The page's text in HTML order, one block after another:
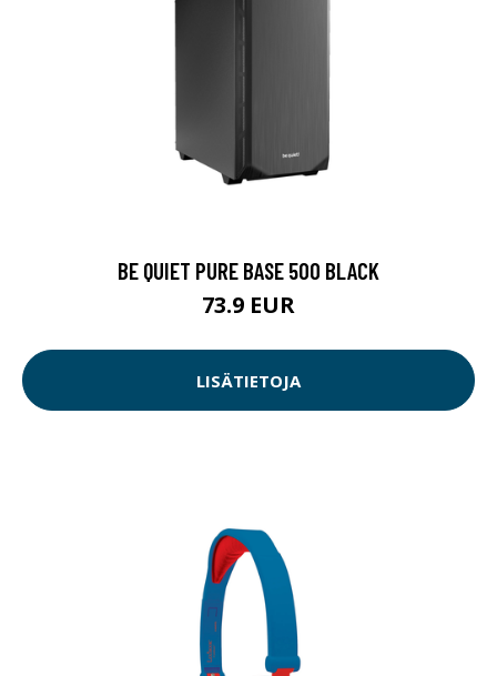
BE QUIET PURE BASE 500 BLACK
73.9 EUR
LISÄTIETOJA